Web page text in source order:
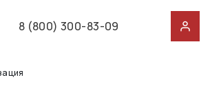
8 (800) 300-83-09